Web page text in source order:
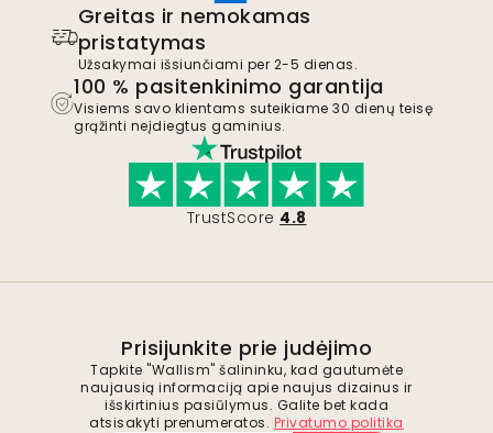
Greitas ir nemokamas
pristatymas
Užsakymai išsiunčiami per 2-5 dienas.
100 % pasitenkinimo garantija
Visiems savo klientams suteikiame 30 dienų teisę
grąžinti neįdiegtus gaminius.
TrustScore 4.8
Prisijunkite prie judėjimo
Tapkite "Wallism" šalininku, kad gautumėte
naujausią informaciją apie naujus dizainus ir
išskirtinius pasiūlymus. Galite bet kada
atsisakyti prenumeratos. Privatumo politika